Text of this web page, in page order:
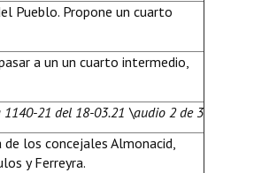
Pueblo. Propone un cuarto
a un un cuarto intermedio,
1140-21 del 18-03.21 \audio 2 de 3
los concejales Almonacid,
y Ferreyra.